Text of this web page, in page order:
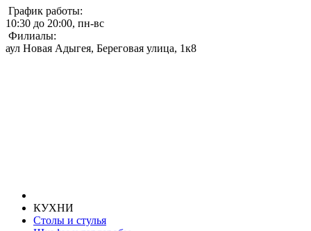
График работы:
10:30 до 20:00, пн-вс
Филиалы:
аул Новая Адыгея, Береговая улица, 1к8
КУХНИ
Столы и стулья